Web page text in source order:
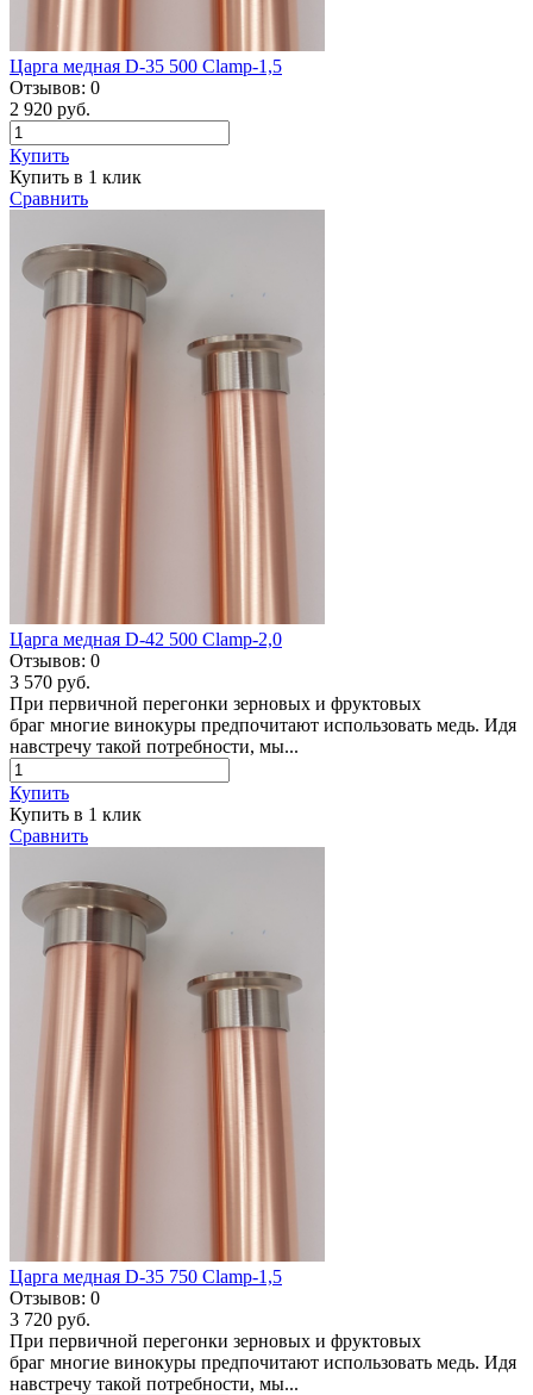
Царга медная D-35 500 Clamp-1,5
Отзывов: 0
2 920 руб.
Купить
Купить в 1 клик
Сравнить
Царга медная D-42 500 Clamp-2,0
Отзывов: 0
3 570 руб.
При первичной перегонки зерновых и фруктовых
браг многие винокуры предпочитают использовать медь. Идя
навстречу такой потребности, мы...
Купить
Купить в 1 клик
Сравнить
Царга медная D-35 750 Clamp-1,5
Отзывов: 0
3 720 руб.
При первичной перегонки зерновых и фруктовых
браг многие винокуры предпочитают использовать медь. Идя
навстречу такой потребности, мы...